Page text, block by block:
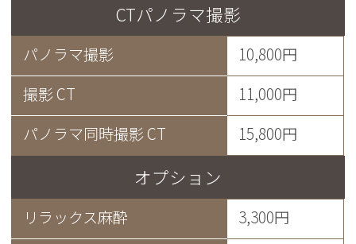
CTパノラマ撮影
パノラマ撮影
10,800円
撮影 CT
11,000円
パノラマ同時撮影 CT
15,800円
オプション
リラックス麻酔
3,300円